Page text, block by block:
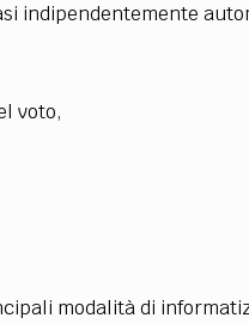
indipendentemente
voto,
modalità di